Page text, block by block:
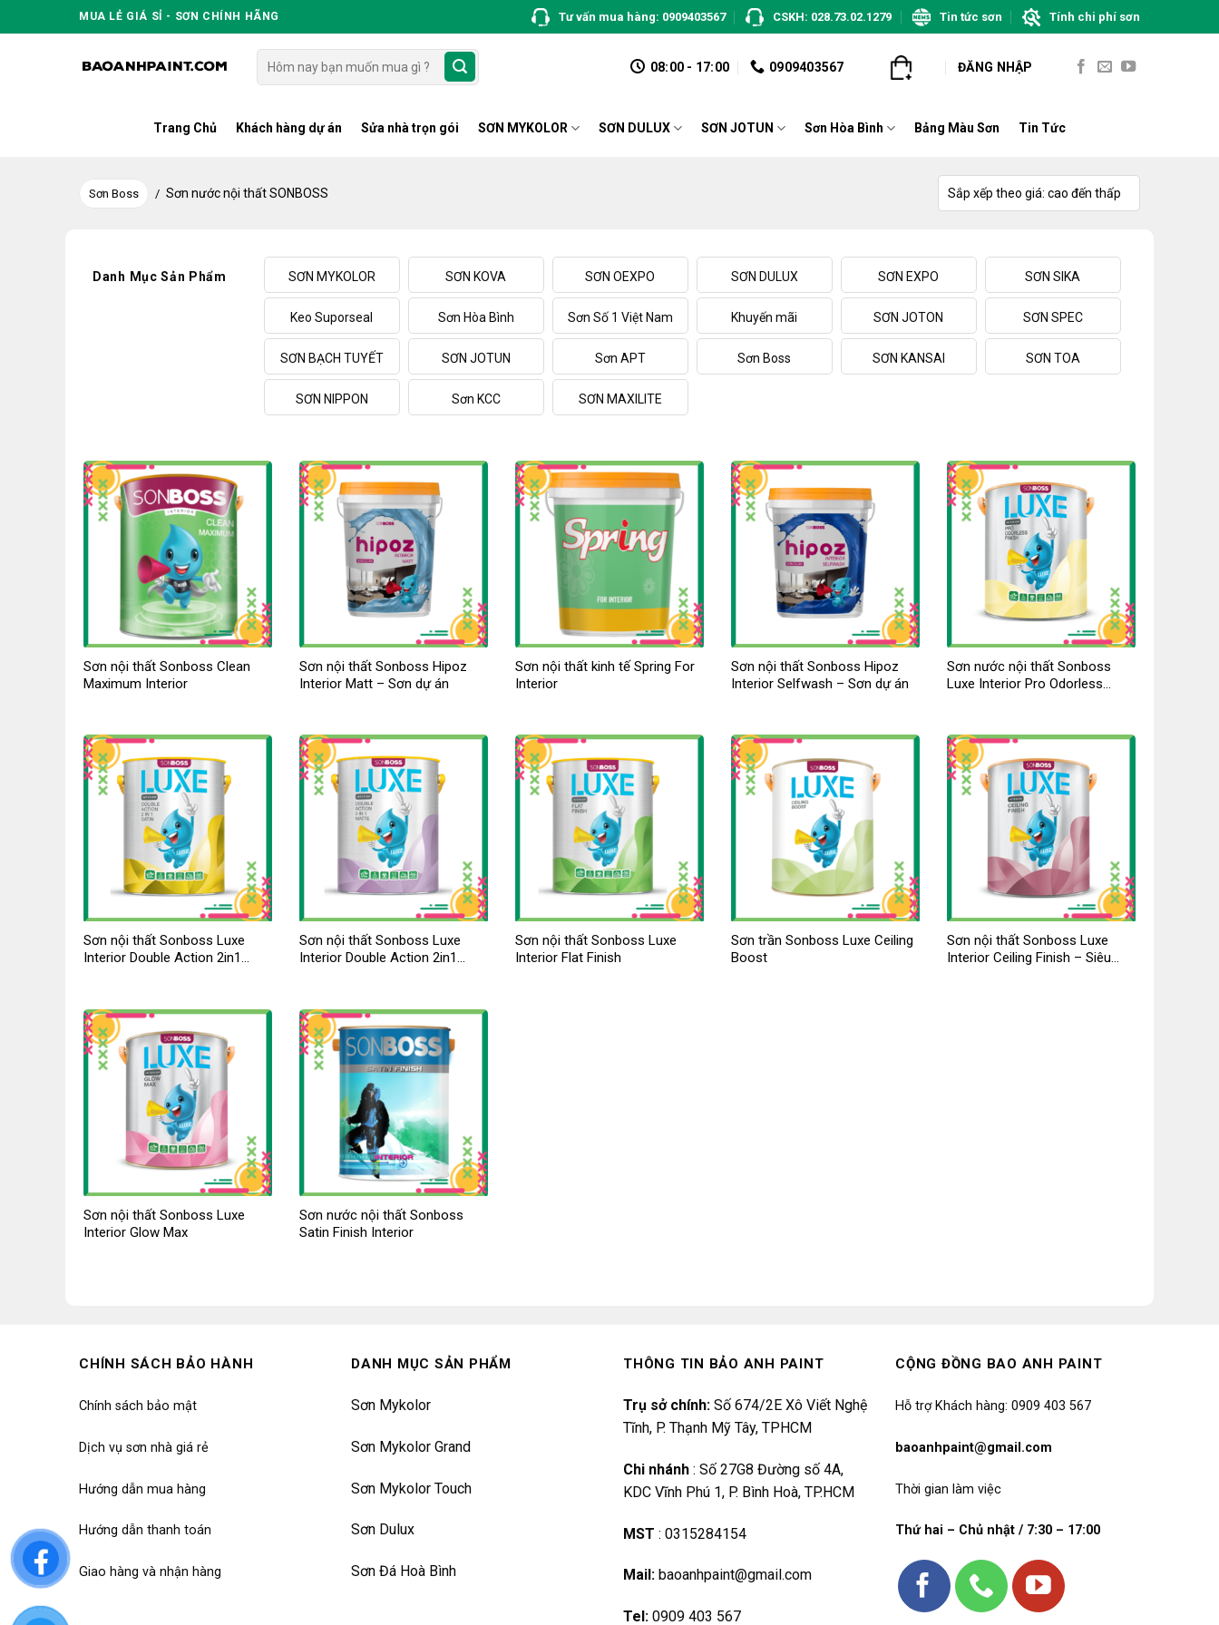
to
MUA LẺ GIÁ SỈ - SƠN CHÍNH HÃNG Tư vấn mua hàng: 0909403567 CSKH: 028.73.02.1279 Tin tức sơn Tính chi phí sơn
Tìm
kiếm:
08:00 - 17:00 0909403567 ĐĂNG NHẬP
Trang Chủ Khách hàng dự án Sửa nhà trọn gói SƠN MYKOLOR SƠN DULUX SƠN JOTUN Sơn Hòa Bình Bảng Màu Sơn Tin Tức
Sơn Boss / Sơn nước nội thất SONBOSS
Danh Mục Sản Phẩm SƠN MYKOLOR SƠN KOVA SƠN OEXPO SƠN DULUX SƠN EXPO SƠN SIKA
Keo Suporseal Sơn Hòa Bình Sơn Số 1 Việt Nam Khuyến mãi SƠN JOTON SƠN SPEC
SƠN BẠCH TUYẾT SƠN JOTUN Sơn APT Sơn Boss SƠN KANSAI SƠN TOA
SƠN NIPPON Sơn KCC SƠN MAXILITE
Sơn nội thất Sonboss Clean
Maximum Interior
Sơn nội thất Sonboss Hipoz
Interior Matt – Sơn dự án
Sơn nội thất kinh tế Spring For
Interior
Sơn nội thất Sonboss Hipoz
Interior Selfwash – Sơn dự án
Sơn nước nội thất Sonboss
Luxe Interior Pro Odorless
Sơn nội thất Sonboss Luxe
Interior Double Action 2in1
Sơn nội thất Sonboss Luxe
Interior Double Action 2in1
Sơn nội thất Sonboss Luxe
Interior Flat Finish
Sơn trần Sonboss Luxe Ceiling
Boost
Sơn nội thất Sonboss Luxe
Interior Ceiling Finish – Siêu
Sơn nội thất Sonboss Luxe
Interior Glow Max
Sơn nước nội thất Sonboss
Satin Finish Interior
CHÍNH SÁCH BẢO HÀNH
Chính sách bảo mật
Dịch vụ sơn nhà giá rẻ
Hướng dẫn mua hàng
Hướng dẫn thanh toán
Giao hàng và nhận hàng
DANH MỤC SẢN PHẨM
Sơn Mykolor
Sơn Mykolor Grand
Sơn Mykolor Touch
Sơn Dulux
Sơn Đá Hoà Bình
THÔNG TIN BẢO ANH PAINT
Trụ sở chính: Số 674/2E Xô Viết Nghệ
Tĩnh, P. Thạnh Mỹ Tây, TPHCM
Chi nhánh : Số 27G8 Đường số 4A,
KDC Vĩnh Phú 1, P. Bình Hoà, TP.HCM
MST : 0315284154
Mail: baoanhpaint@gmail.com
Tel: 0909 403 567
CỘNG ĐỒNG BAO ANH PAINT
Hỗ trợ Khách hàng: 0909 403 567
baoanhpaint@gmail.com
Thời gian làm việc
Thứ hai – Chủ nhật / 7:30 – 17:00